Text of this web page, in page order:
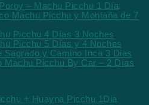
– Machu Picchu 1 Día
Machu Picchu y Montaña de 7
Picchu 4 Días 3 Noches
Picchu 5 Días y 4 Noches
Sagrado y Camino Inca 3 Dias
Machu Picchu By Car – 2 Días
+ Huayna Picchu 1Dia